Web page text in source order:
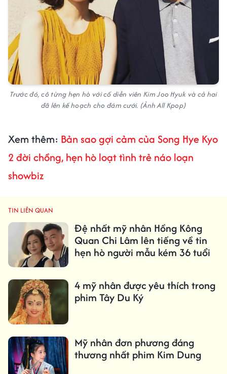
Trước đó, cô từng hẹn hò với cố diễn viên Kim Joo Hyuk và cả hai
đã lên kế hoạch cho đám cưới. (Ảnh All Kpop)
Xem thêm: Bản sao gợi cảm của Song Hye Kyo
2 đời chồng, hẹn hò loạt tình trẻ náo loạn
showbiz
TIN LIÊN QUAN
Đệ nhất mỹ nhân Hồng Kông
Quan Chi Lâm lên tiếng về tin
hẹn hò người mẫu kém 36 tuổi
4 mỹ nhân được yêu thích trong
phim Tây Du Ký
Mỹ nhân đơn phương đáng
thương nhất phim Kim Dung